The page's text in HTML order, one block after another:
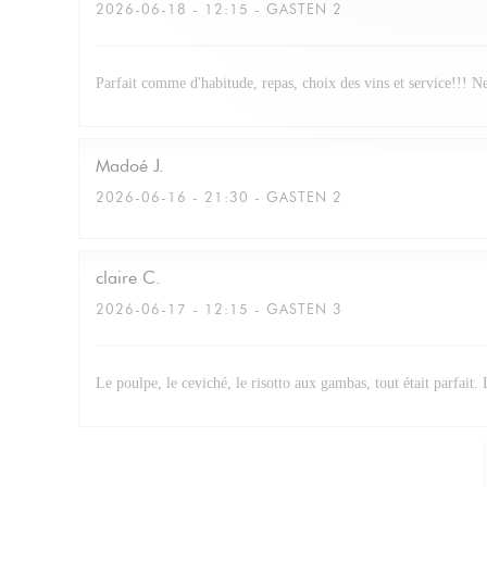
2026-06-18 - 12:15 - GASTEN 2
Parfait comme d'habitude, repas, choix des vins et service!!!
Madoé J
2026-06-16 - 21:30 - GASTEN 2
claire C
2026-06-17 - 12:15 - GASTEN 3
Le poulpe, le ceviché, le risotto aux gambas, tout était parfait.